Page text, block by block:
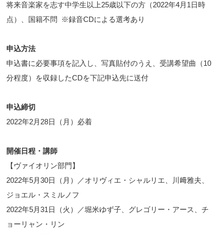
将来音楽家を志す中学生以上25歳以下の方（2022年4月1日時
点）、国籍不問 ※録音CDによる選考あり
申込方法
申込書に必要事項を記入し、写真貼付のうえ、受講希望曲（10
分程度）を収録したCDを下記申込先に送付
申込締切
2022年2月28日（月）必着
開催日程・講師
【ヴァイオリン部門】
2022年5月30日（月）／オリヴィエ・シャルリエ、川﨑雅夫、
ジョエル・スミルノフ
2022年5月31日（火）／堀米ゆず子、グレゴリー・アース、チ
ョーリャン・リン